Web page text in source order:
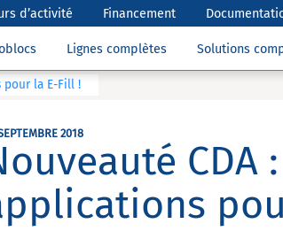
d’activité Financement
Lignes complètes Solutions
pour la E-Fill !
2018
CDA